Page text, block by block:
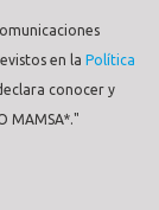
en la Política
conocer y
MAMSA*."